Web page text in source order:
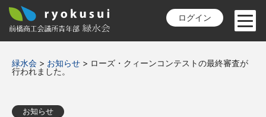
ログイン
緑水会 > お知らせ > ローズ・クィーンコンテストの最終審査が
行われました。
お知らせ